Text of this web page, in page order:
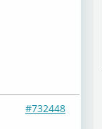
#732448